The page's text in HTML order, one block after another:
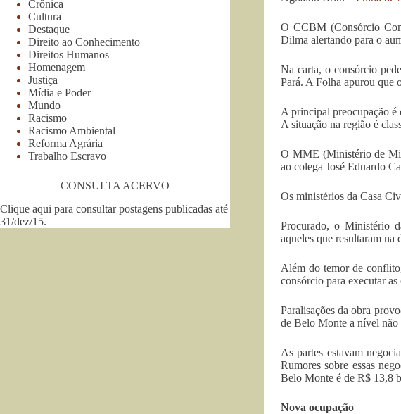
O CCBM (Consórcio
Dilma alertando para o
Na carta, o consórcio
Pará. A Folha apurou que
A principal preocupação é
A situação na região é
O MME (Ministério de
ao colega José Eduardo
Os ministérios da Casa
Procurado, o Ministério
aqueles que resultaram
Além do temor de
consórcio para executar as
Paralisações da obra
de Belo Monte a nível
As partes estavam
Rumores sobre essas
Belo Monte é de R$ 13,8
Nova ocupação
Crônica
Cultura
Destaque
Direito ao Conhecimento
Direitos Humanos
Homenagem
Justiça
Mídia e Poder
Mundo
Racismo
Racismo Ambiental
Reforma Agrária
Trabalho Escravo
CONSULTA ACERVO
Clique aqui para consultar postagens publicadas até
31/dez/15.